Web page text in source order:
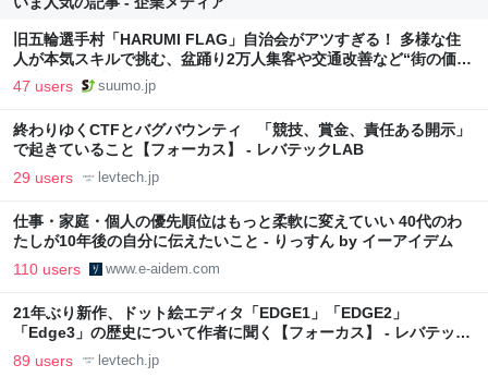
旧五輪選手村「HARUMI FLAG」自治会がアツすぎる！ 多様な住
人が本気スキルで挑む、盆踊り2万人集客や交通改善など“街の価値
向上”戦略 東京・中央区
47 users suumo.jp
終わりゆくCTFとバグバウンティ 「競技、賞金、責任ある開示」
で起きていること【フォーカス】 - レバテックLAB
29 users levtech.jp
仕事・家庭・個人の優先順位はもっと柔軟に変えていい 40代のわ
たしが10年後の自分に伝えたいこと - りっすん by イーアイデム
110 users www.e-aidem.com
21年ぶり新作、ドット絵エディタ「EDGE1」「EDGE2」
「Edge3」の歴史について作者に聞く【フォーカス】 - レバテック
LAB
89 users levtech.jp